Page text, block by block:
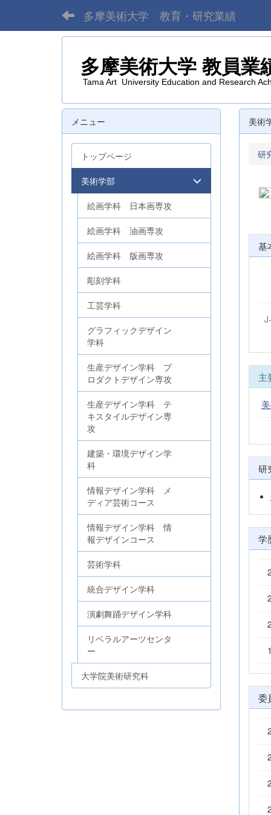
多摩美術大学 教育・研究業績
多摩美術大学 教員業
Tama Art University Education and Research
美術
研
基
主
研
学
委
メニュー
トップページ
美術学部
絵画学科 日本画専攻
絵画学科 油画専攻
絵画学科 版画専攻
彫刻学科
工芸学科
グラフィックデザイン
学科
生産デザイン学科 プ
ロダクトデザイン専攻
生産デザイン学科 テ
キスタイルデザイン専
攻
建築・環境デザイン学
科
情報デザイン学科 メ
ディア芸術コース
情報デザイン学科 情
報デザインコース
芸術学科
統合デザイン学科
演劇舞踊デザイン学科
リベラルアーツセンタ
ー
大学院美術研究科